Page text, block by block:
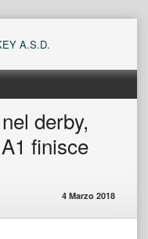
derby,
finisce
4 Marzo 2018